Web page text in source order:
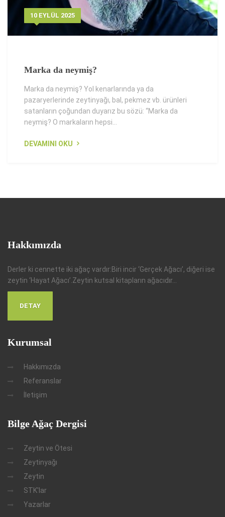
10 EYLÜL 2025
Marka da neymiş?
Marka da neymiş? Yol kenarlarında ya da
pazaryerlerinde zeytinyağı, bal, pekmez vb. ürünleri
satanların çoğundan duyarız bu sözü: “Marka da
neymiş? O markaların hepsi...
DEVAMINI OKU
Hakkımızda
Derler ki cennette iki ağaç vardır:Biri incir ‘Gerçek Ağacı’, diğeri ise
zeytin ‘Hayat Ağacı’.Zeytin kutsal kitapların ağacıdır...
DETAY
Kurumsal
Hakkımızda
Referanslar
İletişim
Bilge Ağaç Dergisi
Zeytin ve Ötesi
Zeytinyağı
Zeytin
STK'lar
Yazarlar